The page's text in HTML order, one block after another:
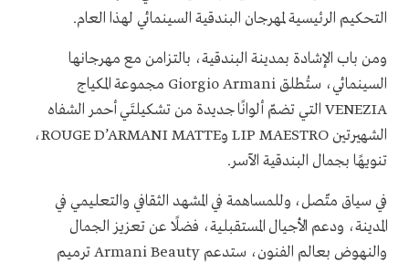
التحكيم الرئيسية لمهرجان البندقية السينمائي لهذا العام.
ومن باب الإشادة بمدينة البندقية، بالتزامن مع مهرجانها
السينمائي، ستُطلقGiorgio Armaniمجموعة المكياج
VENEZIAالتي تضمّ ألوانًا جديدة من تشكيلتَي أحمر الشفاه
الشهيرتينLIP MAESTROوROUGE D’ARMANI MATTE،
تنويهًا بجمال البندقية الآسر.
في سياق متّصل، وللمساهمة في المشهد الثقافي والتعليمي في
المدينة، ودعم الأجيال المستقبلية، فضلًا عن تعزيز الجمال
والنهوض بعالم الفنون، ستدعمArmani Beautyترميم